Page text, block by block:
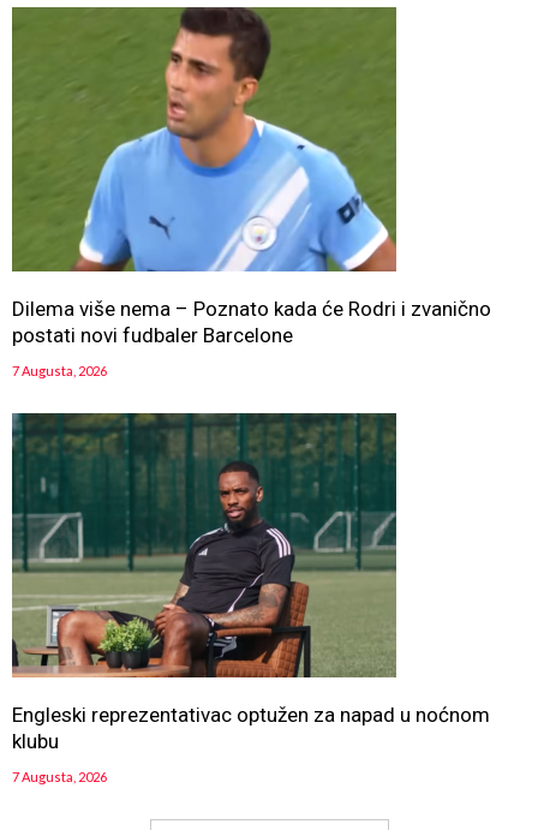
Dilema više nema – Poznato kada će Rodri i zvanično
postati novi fudbaler Barcelone
7 Augusta, 2026
Engleski reprezentativac optužen za napad u noćnom
klubu
7 Augusta, 2026